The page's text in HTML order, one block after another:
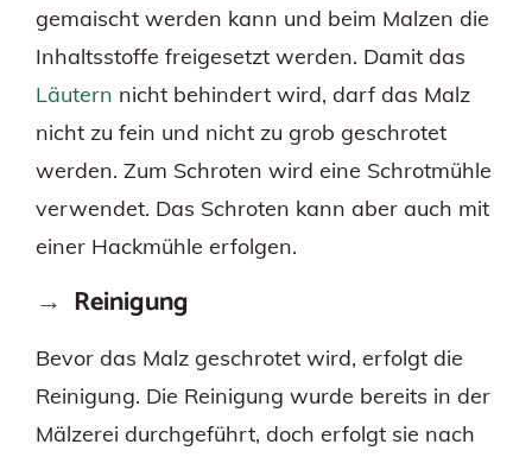
gemaischt werden kann und beim Malzen die
Inhaltsstoffe freigesetzt werden. Damit das
Läutern nicht behindert wird, darf das Malz
nicht zu fein und nicht zu grob geschrotet
werden. Zum Schroten wird eine Schrotmühle
verwendet. Das Schroten kann aber auch mit
einer Hackmühle erfolgen.
Reinigung
Bevor das Malz geschrotet wird, erfolgt die
Reinigung. Die Reinigung wurde bereits in der
Mälzerei durchgeführt, doch erfolgt sie nach